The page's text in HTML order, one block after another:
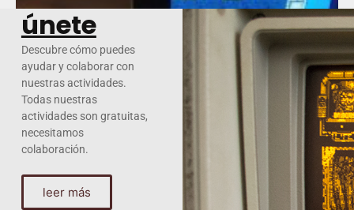
únete
Descubre cómo puedes
ayudar y colaborar con
nuestras actividades.
Todas nuestras
actividades son gratuitas,
necesitamos
colaboración.
leer más